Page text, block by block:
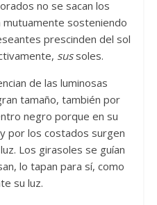
no se sacan los
mutuamente sosteniendo
prescinden del sol
sussoles.
de las luminosas
tamaño, también por
negro porque en su
por los costados surgen
Los girasoles se guían
lo tapan para sí, como
su luz.